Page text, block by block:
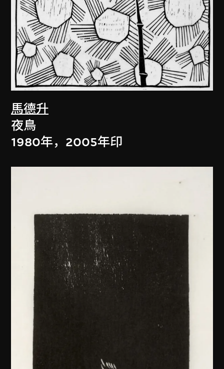
馬德升
夜鳥
1980年，2005年印